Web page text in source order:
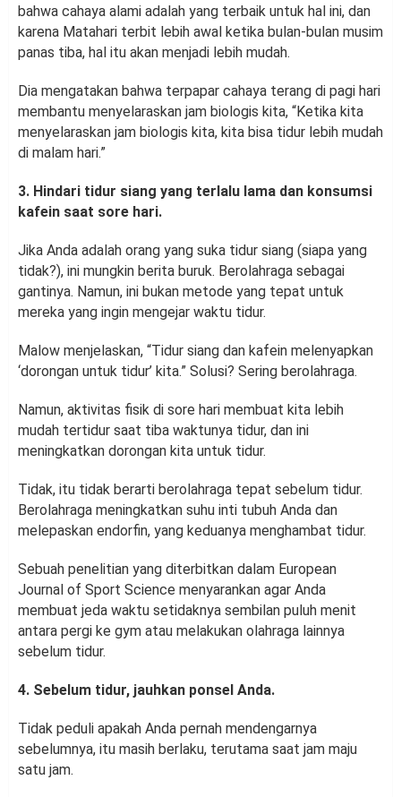
bahwa cahaya alami adalah yang terbaik untuk hal ini, dan
karena Matahari terbit lebih awal ketika bulan-bulan musim
panas tiba, hal itu akan menjadi lebih mudah.
Dia mengatakan bahwa terpapar cahaya terang di pagi hari
membantu menyelaraskan jam biologis kita, “Ketika kita
menyelaraskan jam biologis kita, kita bisa tidur lebih mudah
di malam hari.”
3. Hindari tidur siang yang terlalu lama dan konsumsi
kafein saat sore hari.
Jika Anda adalah orang yang suka tidur siang (siapa yang
tidak?), ini mungkin berita buruk. Berolahraga sebagai
gantinya. Namun, ini bukan metode yang tepat untuk
mereka yang ingin mengejar waktu tidur.
Malow menjelaskan, “Tidur siang dan kafein melenyapkan
‘dorongan untuk tidur’ kita.” Solusi? Sering berolahraga.
Namun, aktivitas fisik di sore hari membuat kita lebih
mudah tertidur saat tiba waktunya tidur, dan ini
meningkatkan dorongan kita untuk tidur.
Tidak, itu tidak berarti berolahraga tepat sebelum tidur.
Berolahraga meningkatkan suhu inti tubuh Anda dan
melepaskan endorfin, yang keduanya menghambat tidur.
Sebuah penelitian yang diterbitkan dalam European
Journal of Sport Science menyarankan agar Anda
membuat jeda waktu setidaknya sembilan puluh menit
antara pergi ke gym atau melakukan olahraga lainnya
sebelum tidur.
4. Sebelum tidur, jauhkan ponsel Anda.
Tidak peduli apakah Anda pernah mendengarnya
sebelumnya, itu masih berlaku, terutama saat jam maju
satu jam.